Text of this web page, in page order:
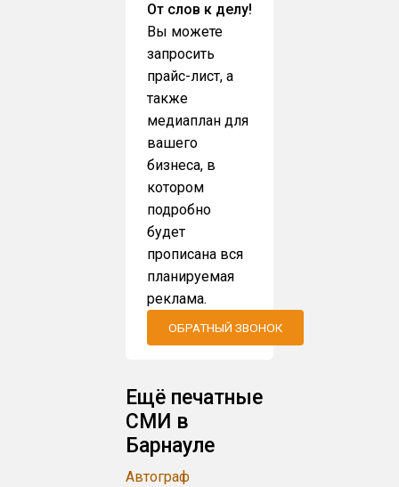
От слов к делу!
Вы можете
запросить
прайс-лист, а
также
медиаплан для
вашего
бизнеса, в
котором
подробно
будет
прописана вся
планируемая
реклама.
ОБРАТНЫЙ ЗВОНОК
Ещё печатные
СМИ в
Барнауле
Автограф